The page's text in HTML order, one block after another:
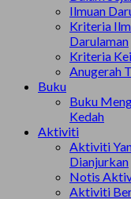
Ilmuan
Kriteria
Darulaman
Kriteria
Anugerah
Buku
Buku
Kedah
Aktiviti
Aktiviti
Dianjurkan
Notis
Aktiviti